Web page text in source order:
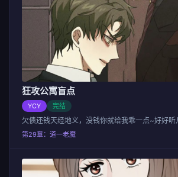
狂攻公寓盲点
YCY 完结
欠债还钱天经地义，没钱你就给我乖一点~好好听
第29章：道一老魔